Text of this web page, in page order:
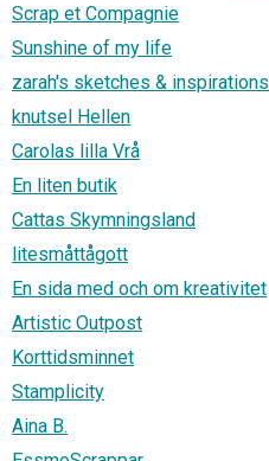
Scrap et Compagnie
Sunshine of my life
zarah's sketches & inspirations
knutsel Hellen
Carolas lilla Vrå
En liten butik
Cattas Skymningsland
litesmåttågott
En sida med och om kreativitet
Artistic Outpost
Korttidsminnet
Stamplicity
Aina B.